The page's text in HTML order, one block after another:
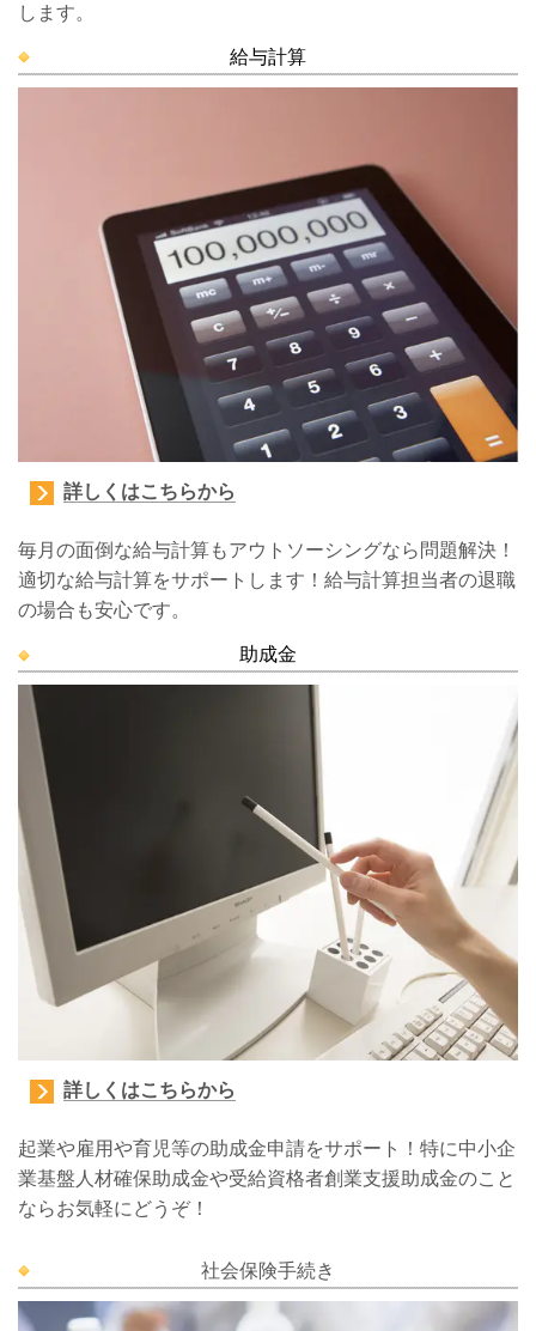
します。
給与計算
詳しくはこちらから
毎月の面倒な給与計算もアウトソーシングなら問題解決！
適切な給与計算をサポートします！給与計算担当者の退職
の場合も安心です。
助成金
詳しくはこちらから
起業や雇用や育児等の助成金申請をサポート！ 特に中小企
業基盤人材確保助成金や受給資格者創業支援助成金のこと
ならお気軽にどうぞ！
社会保険手続き